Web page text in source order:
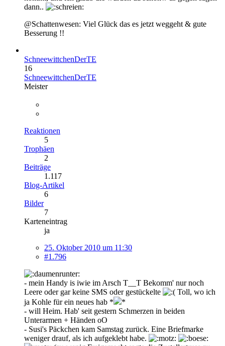
dann..
@Schattenwesen: Viel Glück das es jetzt weggeht & gute
Besserung !!
SchneewittchenDerTE
16
SchneewittchenDerTE
Meister
Reaktionen
5
Trophäen
2
Beiträge
1.117
Blog-Artikel
6
Bilder
7
Karteneintrag
ja
25. Oktober 2010 um 11:30
#1.796
- mein Handy is iwie im Arsch T__T Bekomm' nur noch
Leere oder gar keine SMS oder gestückelte
Toll, wo ich
ja Kohle für ein neues hab *
*
- will Heim. Hab' seit gestern Schmerzen in beiden
Unterarmen + Händen oO
- Susi's Päckchen kam Samstag zurück. Eine Briefmarke
weniger drauf, als ich aufgeklebt habe.